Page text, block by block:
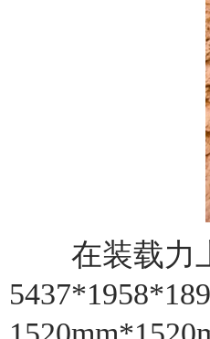
在装载力上